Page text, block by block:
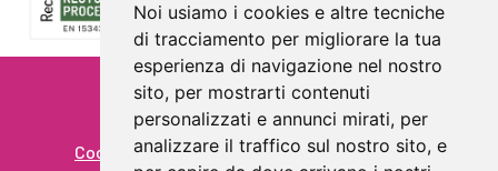
Noi usiamo i cookies e altre tecniche
di tracciamento per migliorare la tua
esperienza di navigazione nel nostro
sito, per mostrarti contenuti
personalizzati e annunci mirati, per
analizzare il traffico sul nostro sito, e
Privacy
Cookie Policy - Rivedi le tue scelte sui cookie